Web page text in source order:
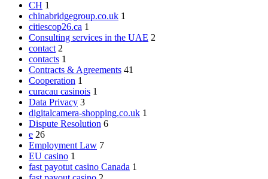
CH 1
chinabridgegroup.co.uk 1
citiescop26.ca 1
Consulting services in the UAE 2
contact 2
contacts 1
Contracts & Agreements 41
Cooperation 1
curacau casinois 1
Data Privacy 3
digitalcamera-shopping.co.uk 1
Dispute Resolution 6
e 26
Employment Law 7
EU casino 1
fast payotut casino Canada 1